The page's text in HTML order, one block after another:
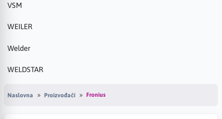
VSM
WEILER
Welder
WELDSTAR
Naslovna Proizvođači Fronius